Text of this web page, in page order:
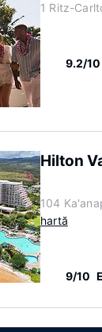
1 Ritz-
9.2/10
Hilton
104
hartă
9/10